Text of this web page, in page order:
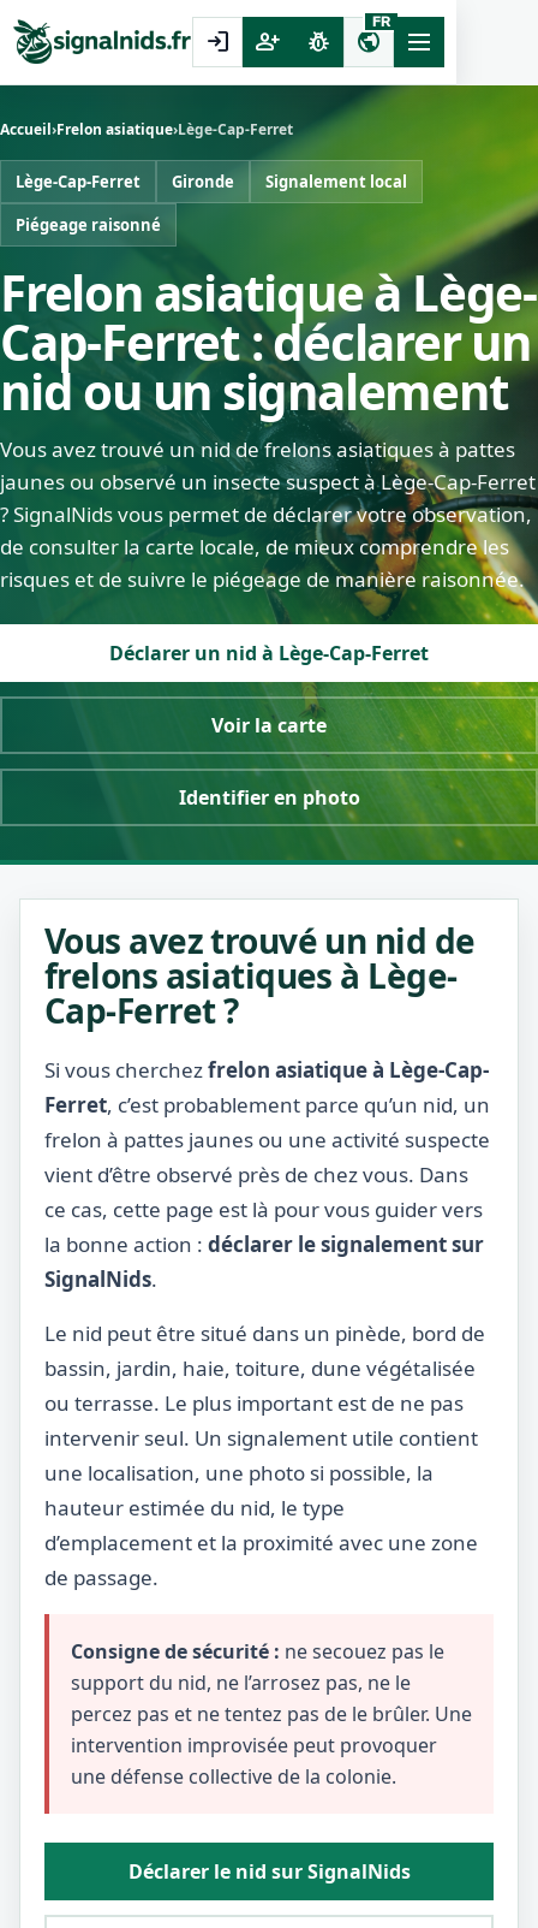
login person_add pest_control public
FR
Accueil›Frelon asiatique›Lège-Cap-Ferret
Lège-Cap-Ferret Gironde
Signalement local
Piégeage raisonné
Frelon asiatique à Lège-
Cap-Ferret : déclarer un
nid ou un signalement
Vous avez trouvé un nid de frelons asiatiques à pattes
jaunes ou observé un insecte suspect à Lège-Cap-Ferret
? SignalNids vous permet de déclarer votre observation,
de consulter la carte locale, de mieux comprendre les
risques et de suivre le piégeage de manière raisonnée.
Déclarer un nid à Lège-Cap-Ferret
Voir la carte
Identifier en photo
Vous avez trouvé un nid de
frelons asiatiques à Lège-
Cap-Ferret ?
Si vous cherchezfrelon asiatique à Lège-Cap-
Ferret, c’est probablement parce qu’un nid, un
frelon à pattes jaunes ou une activité suspecte
vient d’être observé près de chez vous. Dans
ce cas, cette page est là pour vous guider vers
la bonne action : déclarer le signalement sur
SignalNids.
Le nid peut être situé dans un pinède, bord de
bassin, jardin, haie, toiture, dune végétalisée
ou terrasse. Le plus important est de ne pas
intervenir seul. Un signalement utile contient
une localisation, une photo si possible, la
hauteur estimée du nid, le type
d’emplacement et la proximité avec une zone
de passage.
Consigne de sécurité : ne secouez pas le
support du nid, ne l’arrosez pas, ne le
percez pas et ne tentez pas de le brûler. Une
intervention improvisée peut provoquer
une défense collective de la colonie.
Déclarer le nid sur SignalNids